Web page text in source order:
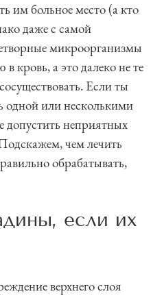
им больное место (а кто
даже с самой
микроорганизмы
кровь, а это далеко не те
Если ты
одной или несколькими
допустить неприятных
чем лечить
обрабатывать,
если их
верхнего слоя